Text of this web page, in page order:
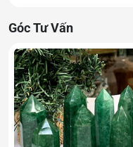
Đá Thạch
Thạch anh xanh còn
thuộc dòng đá thạch
2,5 triệu năm trước.
được làm từ dòng đá
tại Ethiopia.
Góc Tư Vấn